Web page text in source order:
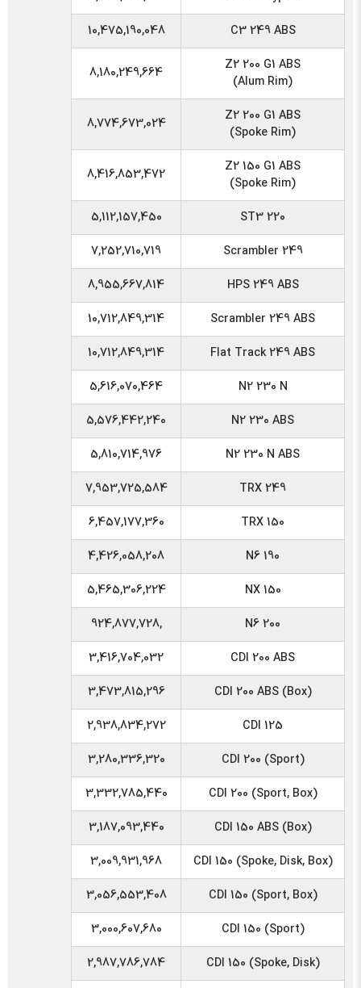
C3 249 ABS
10,475,190,048
Z2 200 G1 ABS
(Alum Rim)
8,180,249,664
Z2 200 G1 ABS
(Spoke Rim)
8,774,673,024
Z2 150 G1 ABS
(Spoke Rim)
8,416,853,472
ST3 220
5,112,157,450
Scrambler 249
7,252,710,719
HPS 249 ABS
8,955,667,814
Scrambler 249 ABS
10,712,849,314
Flat Track 249 ABS
10,712,849,314
N2 230 N
5,616,070,464
N2 230 ABS
5,576,442,240
N2 230 N ABS
5,810,714,976
TRX 249
7,953,725,584
TRX 150
6,457,177,360
N6 190
4,426,058,208
NX 150
5,465,306,224
N6 200
,924,877,728
CDI 200 ABS
3,416,704,032
CDI 200 ABS (Box)
3,473,815,296
CDI 125
2,938,834,272
CDI 200 (Sport)
3,280,336,320
CDI 200 (Sport, Box)
3,332,785,440
CDI 150 ABS (Box)
3,187,093,440
CDI 150 (Spoke, Disk, Box)
3,009,931,968
CDI 150 (Sport, Box)
3,056,553,408
CDI 150 (Sport)
3,000,607,680
CDI 150 (Spoke, Disk)
2,987,786,784